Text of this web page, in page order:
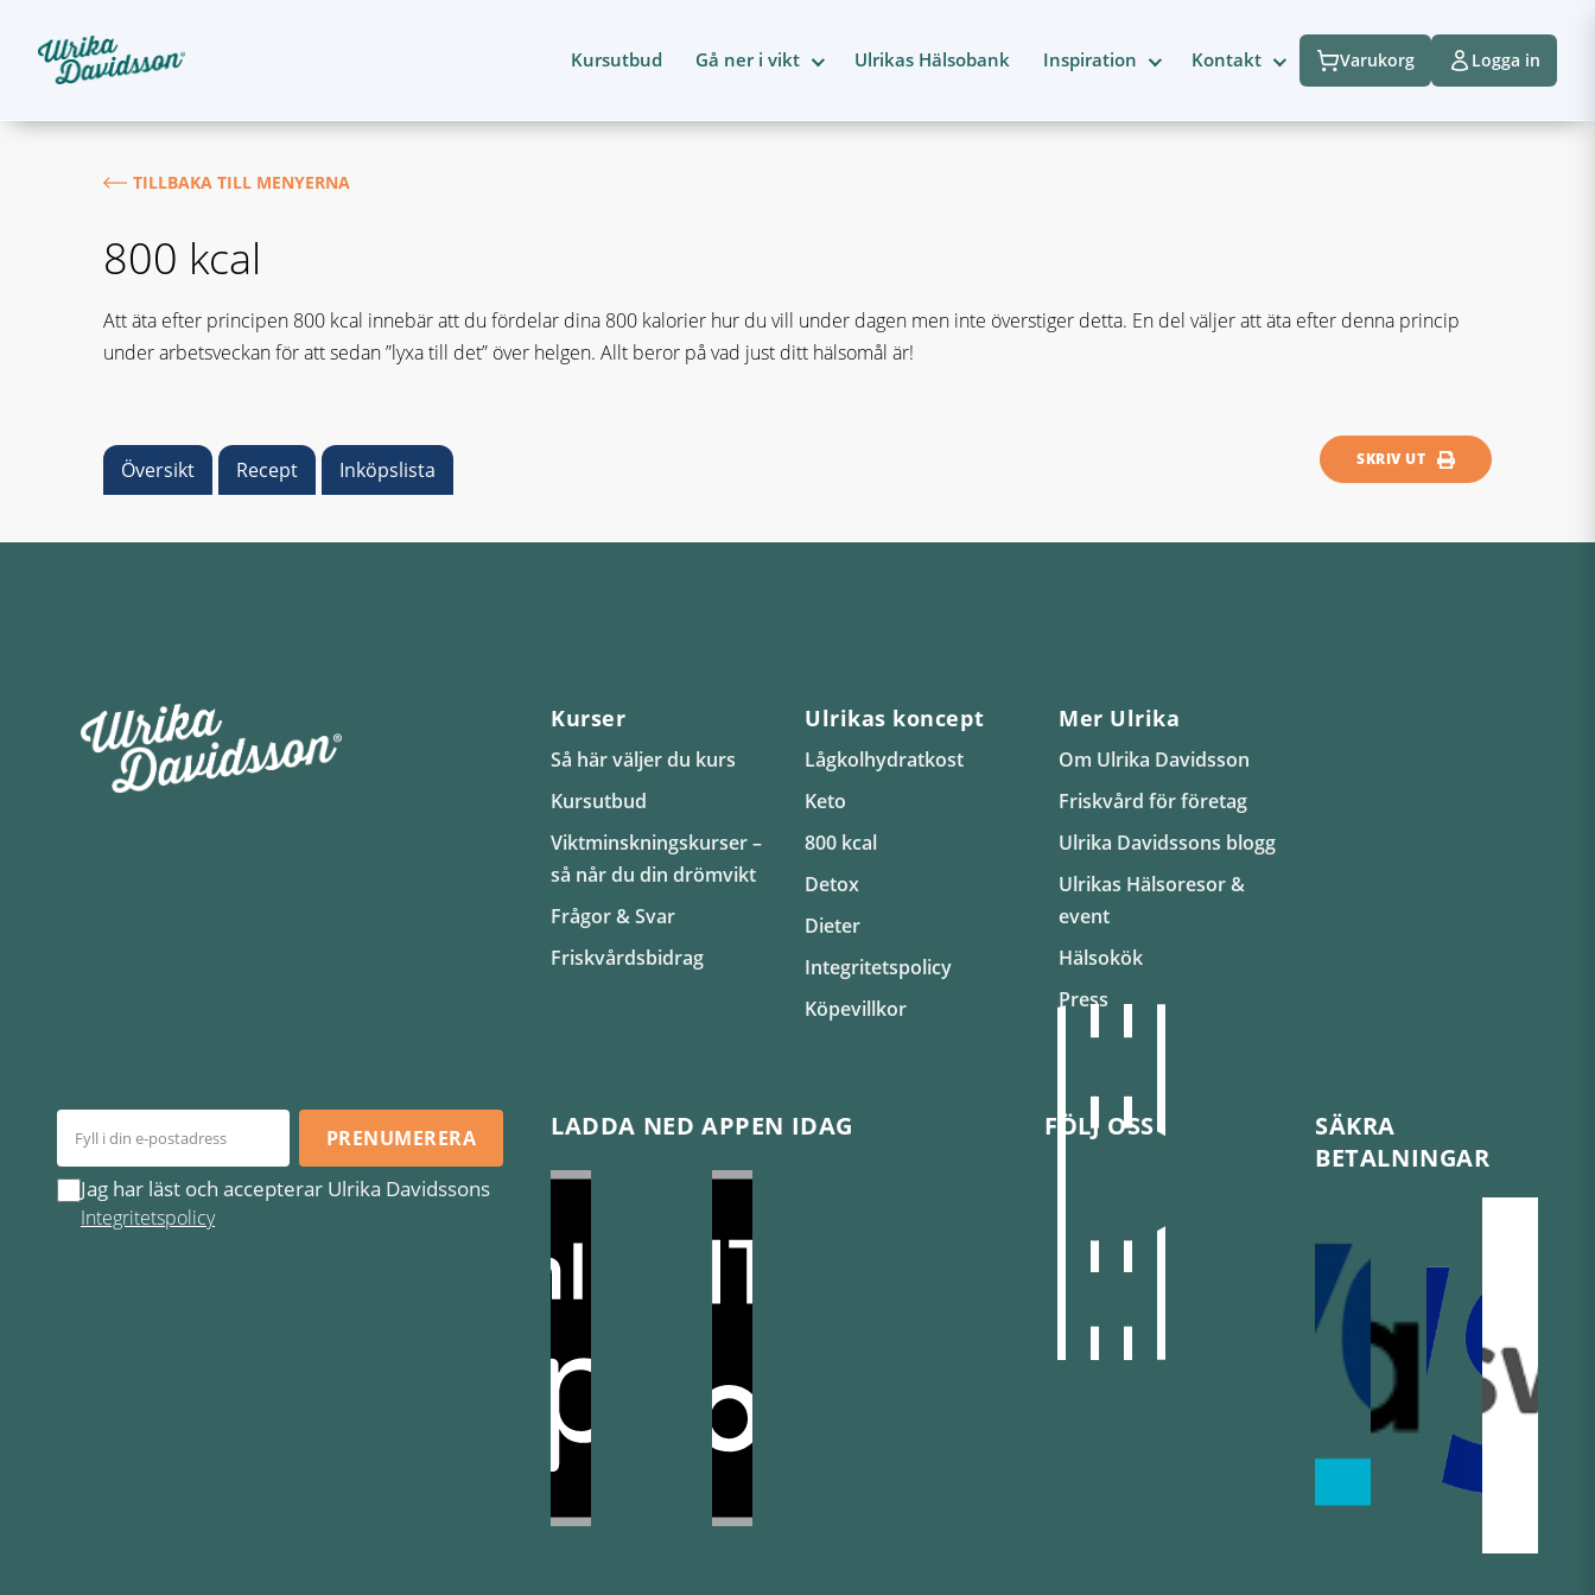
Kursutbud Gå ner i vikt Ulrikas Hälsobank Inspiration Kontakt Varukorg Logga in
TILLBAKA TILL MENYERNA
800 kcal
Att äta efter principen 800 kcal innebär att du fördelar dina 800 kalorier hur du vill under dagen men inte överstiger detta. En del väljer att äta efter denna princip
under arbetsveckan för att sedan ”lyxa till det” över helgen. Allt beror på vad just ditt hälsomål är!
Översikt Recept Inköpslista SKRIV UT
Kurser
Så här väljer du kurs
Kursutbud
Viktminskningskurser –
så når du din drömvikt
Frågor & Svar
Friskvårdsbidrag
Ulrikas koncept
Lågkolhydratkost
Keto
800 kcal
Detox
Dieter
Integritetspolicy
Köpevillkor
Mer Ulrika
Om Ulrika Davidsson
Friskvård för företag
Ulrika Davidssons blogg
Ulrikas Hälsoresor &
event
Hälsokök
Press
PRENUMERERA
Jag har läst och accepterar Ulrika Davidssons
Integritetspolicy
LADDA NED APPEN IDAG FÖLJ OSS
SÄKRA
BETALNINGAR